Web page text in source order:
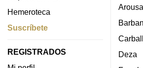
Hemeroteca
Suscríbete
REGISTRADOS
Arousa
Deza